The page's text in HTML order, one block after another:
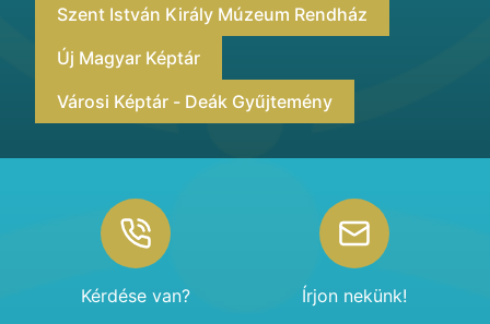
Szent István Király Múzeum Rendház
Új Magyar Képtár
Városi Képtár - Deák Gyűjtemény
Kérdése van?
Írjon nekünk!